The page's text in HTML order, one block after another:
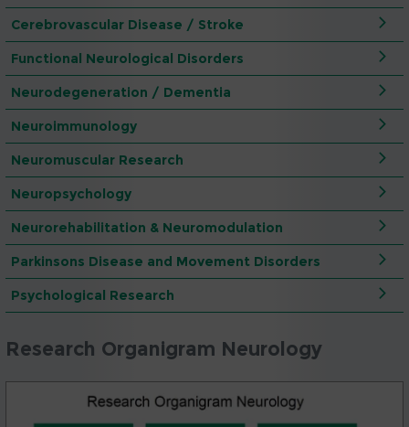
Cerebrovascular Disease / Stroke
Functional Neurological Disorders
Neurodegeneration / Dementia
Neuroimmunology
Neuromuscular Research
Neuropsychology
Neurorehabilitation & Neuromodulation
Parkinsons Disease and Movement Disorders
Psychological Research
Research Organigram Neurology